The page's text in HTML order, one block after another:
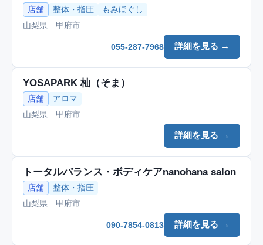
店舗 整体・指圧
もみほぐし
山梨県 甲府市
詳細を見る →
055-287-7968
YOSAPARK 杣（そま）
店舗
アロマ
山梨県 甲府市
詳細を見る →
トータルバランス・ボディケアnanohana salon
店舗
整体・指圧
山梨県 甲府市
詳細を見る →
090-7854-0813